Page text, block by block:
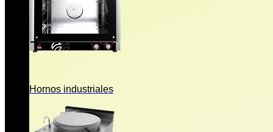
Hornos industriales